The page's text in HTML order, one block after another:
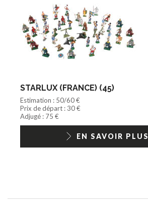
STARLUX (FRANCE) (45)
Estimation : 50/60 €
Prix de départ : 30 €
Adjugé : 75 €
EN SAVOIR PLUS